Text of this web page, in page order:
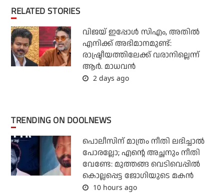
RELATED STORIES
വിജയ് ഇപ്പോൾ സിഎം, അതിൽ
എനിക്ക് അഭിമാനമുണ്ട്:
രാഷ്ട്രീയത്തിലേക്ക് വരാനില്ലെന്ന്
ആർ. മാധവൻ
2 days ago
TRENDING ON DOOLNEWS
പൊലീസിന് മാത്രം നീതി ലഭിച്ചാല്‍
പോരല്ലോ; എന്റെ അച്ഛനും നീതി
വേണ്ടേ: മുത്തങ്ങ വെടിവെപ്പില്‍
കൊല്ലപ്പെട്ട ജോഗിയുടെ മകന്‍
10 hours ago